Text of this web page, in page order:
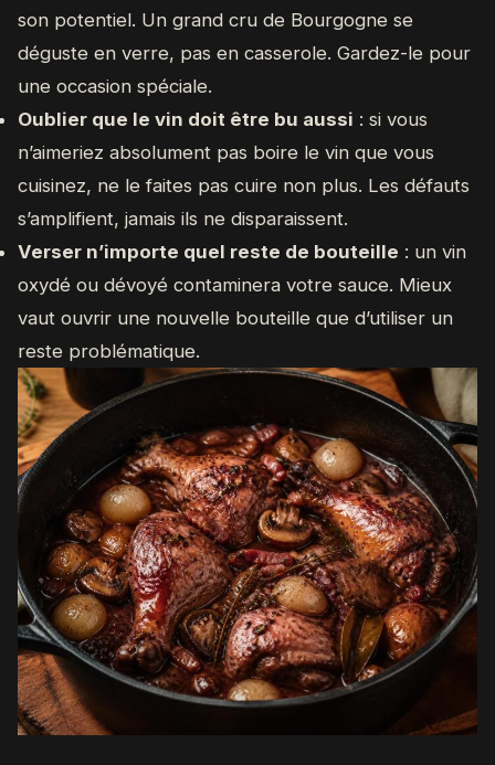
son potentiel. Un grand cru de Bourgogne se
déguste en verre, pas en casserole. Gardez-le pour
une occasion spéciale.
Oublier que le vin doit être bu aussi : si vous
n’aimeriez absolument pas boire le vin que vous
cuisinez, ne le faites pas cuire non plus. Les défauts
s’amplifient, jamais ils ne disparaissent.
Verser n’importe quel reste de bouteille : un vin
oxydé ou dévoyé contaminera votre sauce. Mieux
vaut ouvrir une nouvelle bouteille que d’utiliser un
reste problématique.